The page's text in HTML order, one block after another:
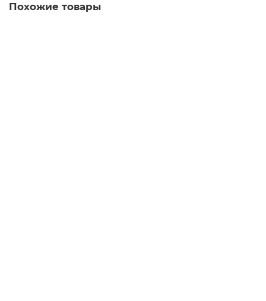
Похожие товары